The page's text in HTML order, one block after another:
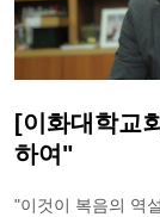
[이화대학교
하여"
"이것이 복음의 역